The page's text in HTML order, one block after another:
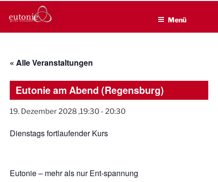
Inhalt
EUTONIE.DE
Lebensbalance durch körperliche Selbsterfahrung
Menü
« Alle Veranstaltungen
Eutonie am Abend (Regensburg)
19. Dezember 2028 ,19:30 - 20:30
Dienstags fortlaufender Kurs
Eutonie – mehr als nur Ent-spannung